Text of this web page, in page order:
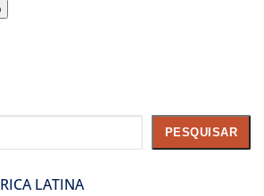
PESQUISAR
LATINA